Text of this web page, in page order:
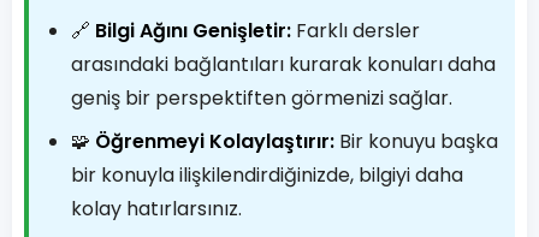
🔗 Bilgi Ağını Genişletir: Farklı dersler
arasındaki bağlantıları kurarak konuları daha
geniş bir perspektiften görmenizi sağlar.
🧩 Öğrenmeyi Kolaylaştırır: Bir konuyu başka
bir konuyla ilişkilendirdiğinizde, bilgiyi daha
kolay hatırlarsınız.